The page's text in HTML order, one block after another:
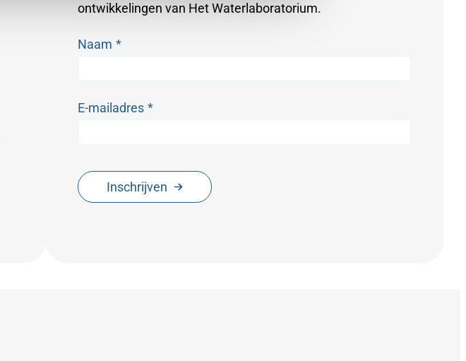
ontwikkelingen van Het Waterlaboratorium.
Naam *
E-mailadres *
Inschrijven